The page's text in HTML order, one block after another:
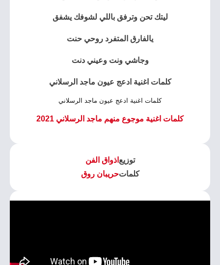
ليتك تحن وترفق باللي لشوفك يشفق
يالفارق المتفرد روحي حنت
وجاشي ونت وعيني دنت
كلمات اغنية ادعج عيون ماجد الرسلاني
كلمات اغنية ادعج عيون ماجد الرسلاني
كلمات اغنية موجوع منهم ماجد الرسلاني 2021
توزيع اذواق الفن
كلماتحريبان روق